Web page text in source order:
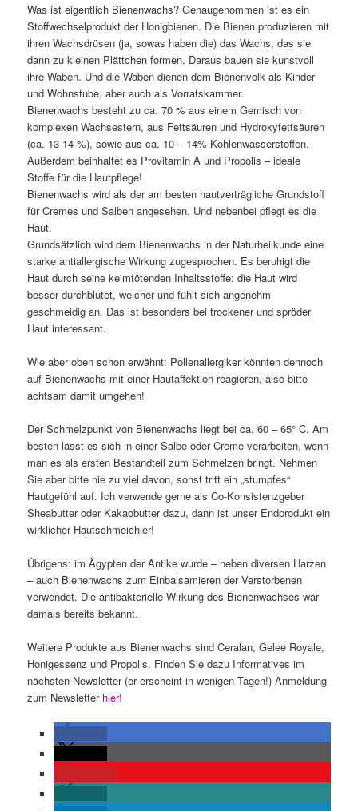
Was ist eigentlich Bienenwachs? Genaugenommen ist es ein
Stoffwechselprodukt der Honigbienen. Die Bienen produzieren mit
ihren Wachsdrüsen (ja, sowas haben die) das Wachs, das sie
dann zu kleinen Plättchen formen. Daraus bauen sie kunstvoll
ihre Waben. Und die Waben dienen dem Bienenvolk als Kinder-
und Wohnstube, aber auch als Vorratskammer.
Bienenwachs besteht zu ca. 70 % aus einem Gemisch von
komplexen Wachsestern, aus Fettsäuren und Hydroxyfettsäuren
(ca. 13-14 %), sowie aus ca. 10 – 14% Kohlenwasserstoffen.
Außerdem beinhaltet es Provitamin A und Propolis – ideale
Stoffe für die Hautpflege!
Bienenwachs wird als der am besten hautverträgliche Grundstoff
für Cremes und Salben angesehen. Und nebenbei pflegt es die
Haut.
Grundsätzlich wird dem Bienenwachs in der Naturheilkunde eine
starke antiallergische Wirkung zugesprochen. Es beruhigt die
Haut durch seine keimtötenden Inhaltsstoffe: die Haut wird
besser durchblutet, weicher und fühlt sich angenehm
geschmeidig an. Das ist besonders bei trockener und spröder
Haut interessant.
Wie aber oben schon erwähnt: Pollenallergiker könnten dennoch
auf Bienenwachs mit einer Hautaffektion reagieren, also bitte
achtsam damit umgehen!
Der Schmelzpunkt von Bienenwachs liegt bei ca. 60 – 65° C. Am
besten lässt es sich in einer Salbe oder Creme verarbeiten, wenn
man es als ersten Bestandteil zum Schmelzen bringt. Nehmen
Sie aber bitte nie zu viel davon, sonst tritt ein „stumpfes“
Hautgefühl auf. Ich verwende gerne als Co-Konsistenzgeber
Sheabutter oder Kakaobutter dazu, dann ist unser Endprodukt ein
wirklicher Hautschmeichler!
Übrigens: im Ägypten der Antike wurde – neben diversen Harzen
– auch Bienenwachs zum Einbalsamieren der Verstorbenen
verwendet. Die antibakterielle Wirkung des Bienenwachses war
damals bereits bekannt.
Weitere Produkte aus Bienenwachs sind Ceralan, Gelee Royale,
Honigessenz und Propolis. Finden Sie dazu Informatives im
nächsten Newsletter (er erscheint in wenigen Tagen!) Anmeldung
zum Newsletter hier!